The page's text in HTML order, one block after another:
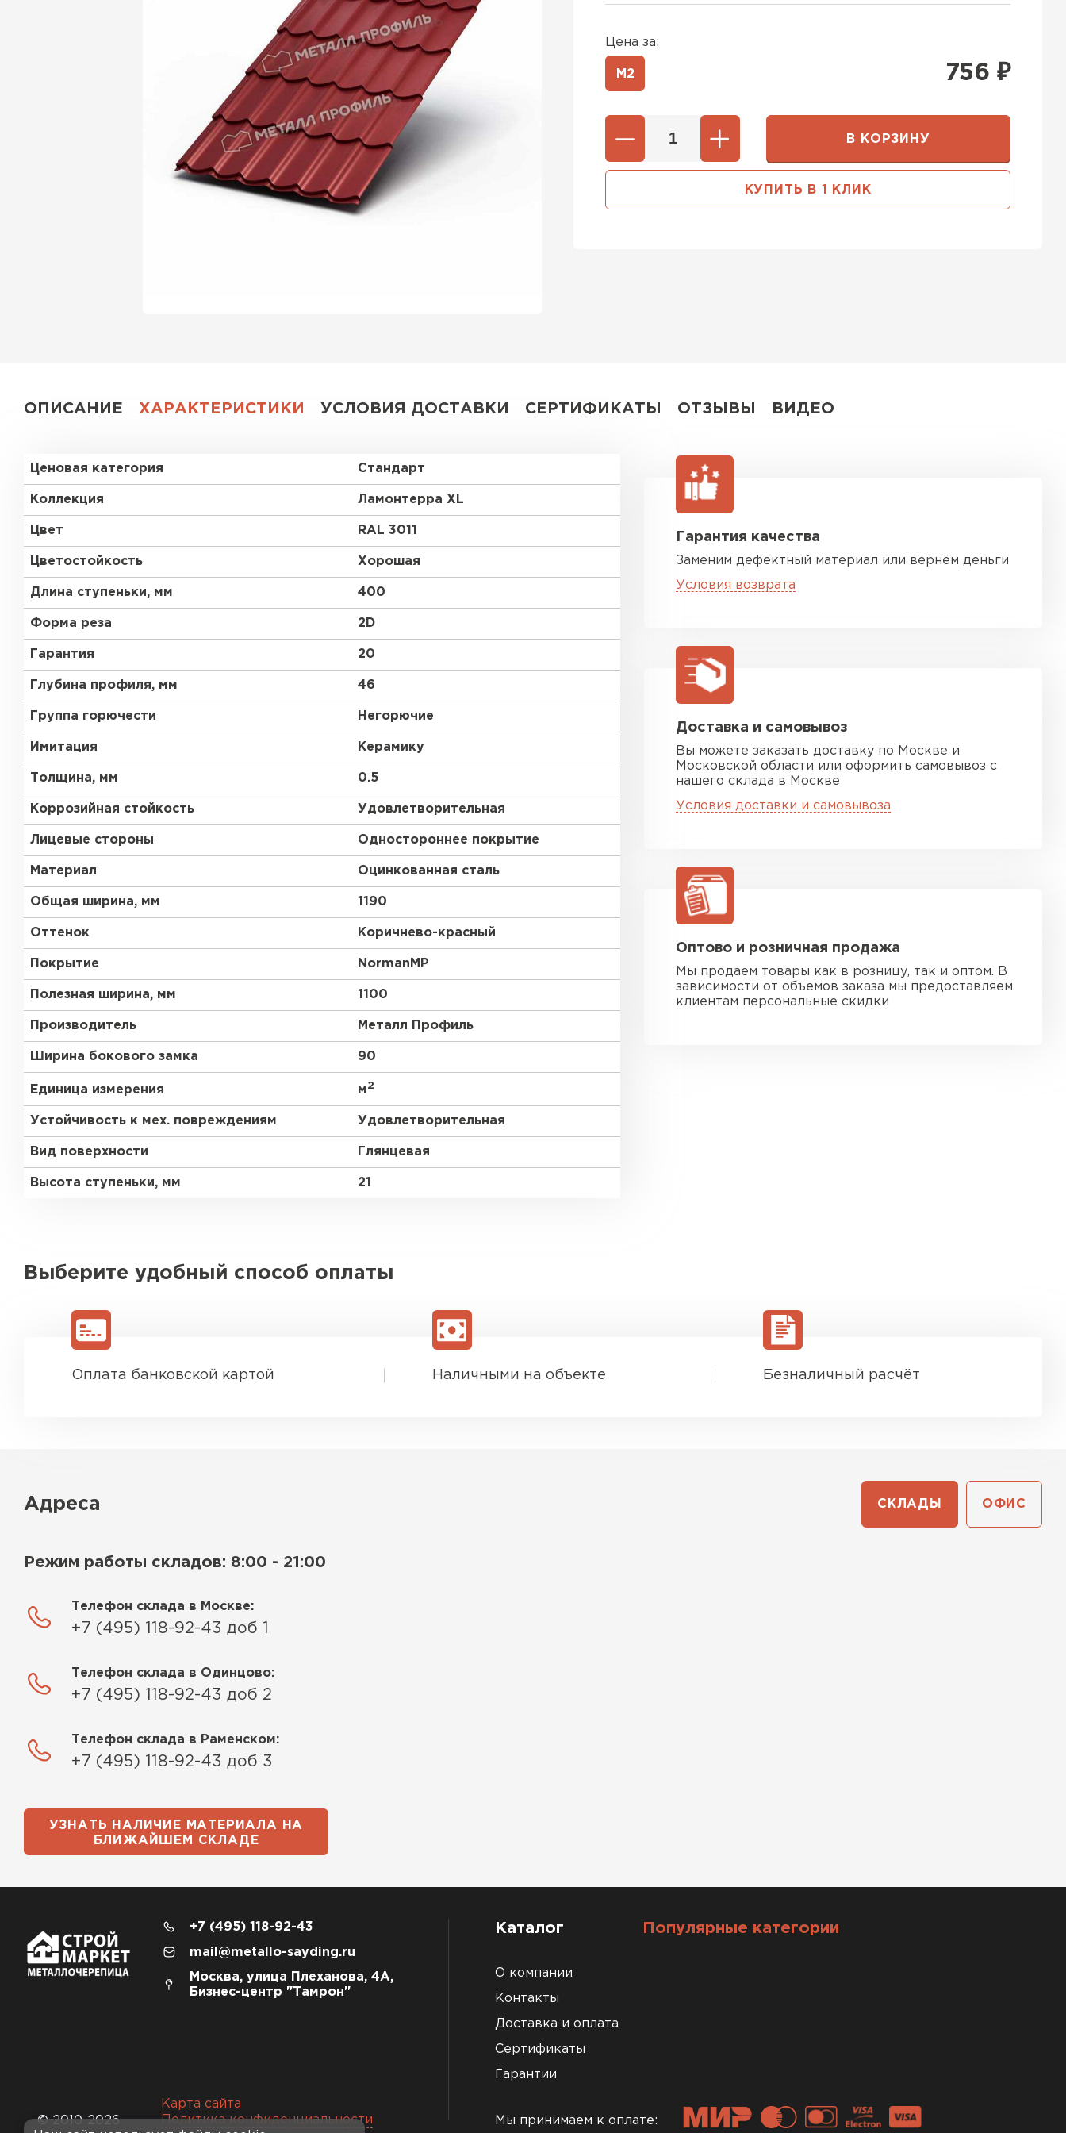
Цена за:
М2 756 ₽
В КОРЗИНУ
КУПИТЬ В 1 КЛИК
ОПИСАНИЕ ХАРАКТЕРИСТИКИ УСЛОВИЯ ДОСТАВКИ СЕРТИФИКАТЫ ОТЗЫВЫ ВИДЕО
Ценовая категория Стандарт
Коллекция Ламонтерра XL
Цвет RAL 3011
Цветостойкость Хорошая
Длина ступеньки, мм 400
Форма реза 2D
Гарантия 20
Глубина профиля, мм 46
Группа горючести Негорючие
Имитация Керамику
Толщина, мм 0.5
Коррозийная стойкость Удовлетворительная
Лицевые стороны Одностороннее покрытие
Материал Оцинкованная сталь
Общая ширина, мм 1190
Оттенок Коричнево-красный
Покрытие NormanMP
Полезная ширина, мм 1100
Производитель Металл Профиль
Ширина бокового замка 90
Единица измерения м2
Устойчивость к мех. повреждениям Удовлетворительная
Вид поверхности Глянцевая
Высота ступеньки, мм 21
Гарантия качества
Заменим дефектный материал или вернём деньги
Условия возврата
Доставка и самовывоз
Вы можете заказать доставку по Москве и
Московской области или оформить самовывоз с
нашего склада в Москве
Условия доставки и самовывоза
Оптово и розничная продажа
Мы продаем товары как в розницу, так и оптом. В
зависимости от объемов заказа мы предоставляем
клиентам персональные скидки
Выберите удобный способ оплаты
Оплата банковской картой Наличными на объекте Безналичный расчёт
Адреса СКЛАДЫ ОФИС
Режим работы складов: 8:00 - 21:00
Телефон склада в Москве:
+7 (495) 118-92-43 доб 1
Телефон склада в Одинцово:
+7 (495) 118-92-43 доб 2
Телефон склада в Раменском:
+7 (495) 118-92-43 доб 3
УЗНАТЬ НАЛИЧИЕ МАТЕРИАЛА НА
БЛИЖАЙШЕМ СКЛАДЕ
© 2010-2026
+7 (495) 118-92-43
mail@metallo-sayding.ru
Москва, улица Плеханова, 4А,
Бизнес-центр "Тамрон"
Карта сайта
Политика конфиденциальности
Каталог
О компании
Контакты
Доставка и оплата
Сертификаты
Гарантии
Популярные категории
Мы принимаем к оплате: